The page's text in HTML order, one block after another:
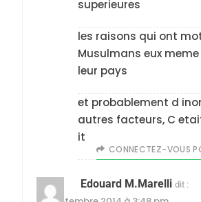
superieures
les raisons qui ont
Musulmans eux
leur pays
et probablement d
autres facteurs, C
it
CONNECTEZ-VOUS
Edouard M.Marelli dit :